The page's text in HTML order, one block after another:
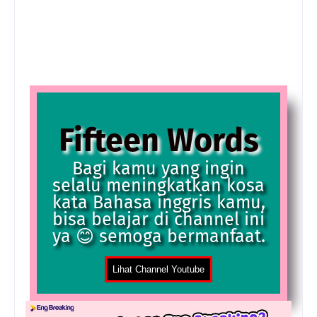
Fifteen Words
Bagi kamu yang ingin
selalu meningkatkan kosa
kata Bahasa inggris kamu,
bisa belajar di channel ini
ya 😊 semoga bermanfaat.